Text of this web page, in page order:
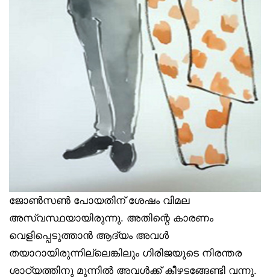
ജോൺസൺ പോയതിന് ശേഷം വിമല
അസ്വസ്ഥയായിരുന്നു. അതിന്റെ കാരണം
വെളിപ്പെടുത്താൻ ആദ്യം അവൾ
തയാറായിരുന്നില്ലെങ്കിലും ഗിരിജയുടെ നിരന്തര
ശാഠ്യത്തിനു മുന്നിൽ അവൾക്ക് കീഴടങ്ങേണ്ടി വന്നു.